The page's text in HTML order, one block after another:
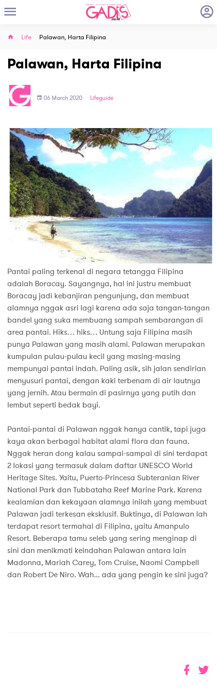
Life Palawan, Harta Filipina
Palawan, Harta Filipina
06 March 2020 Lifeguide
Pantai paling terkenal di negara tetangga Filipina
adalah Boracay. Sayangnya, hal ini justru membuat
Boracay jadi kebanjiran pengunjung, dan membuat
alamnya nggak asri lagi karena ada saja tangan-tangan
bandel yang suka membuang sampah sembarangan di
area pantai. Hiks… hiks… Untung saja Filipina masih
punya Palawan yang masih alami. Palawan merupakan
kumpulan pulau-pulau kecil yang masing-masing
mempunyai pantai indah. Paling asik, sih jalan sendirian
menyusuri pantai, dengan kaki terbenam di air lautnya
yang jernih. Atau bermain di pasirnya yang putih dan
lembut seperti bedak bayi.
Pantai-pantai di Palawan nggak hanya cantik, tapi juga
kaya akan berbagai habitat alami flora dan fauna.
Nggak heran dong kalau sampai-sampai di sini terdapat
2 lokasi yang termasuk dalam daftar UNESCO World
Heritage Sites. Yaitu, Puerto-Princesa Subteranian River
National Park dan Tubbataha Reef Marine Park. Karena
kealamian dan kekayaan alamnya inilah yang membuat
Palawan jadi terkesan eksklusif. Buktinya, di Palawan lah
terdapat resort termahal di Filipina, yaitu Amanpulo
Resort. Beberapa tamu seleb yang sering menginap di
sini dan menikmati keindahan Palawan antara lain
Madonna, Mariah Carey, Tom Cruise, Naomi Campbell
dan Robert De Niro. Wah... ada yang pengin ke sini juga?